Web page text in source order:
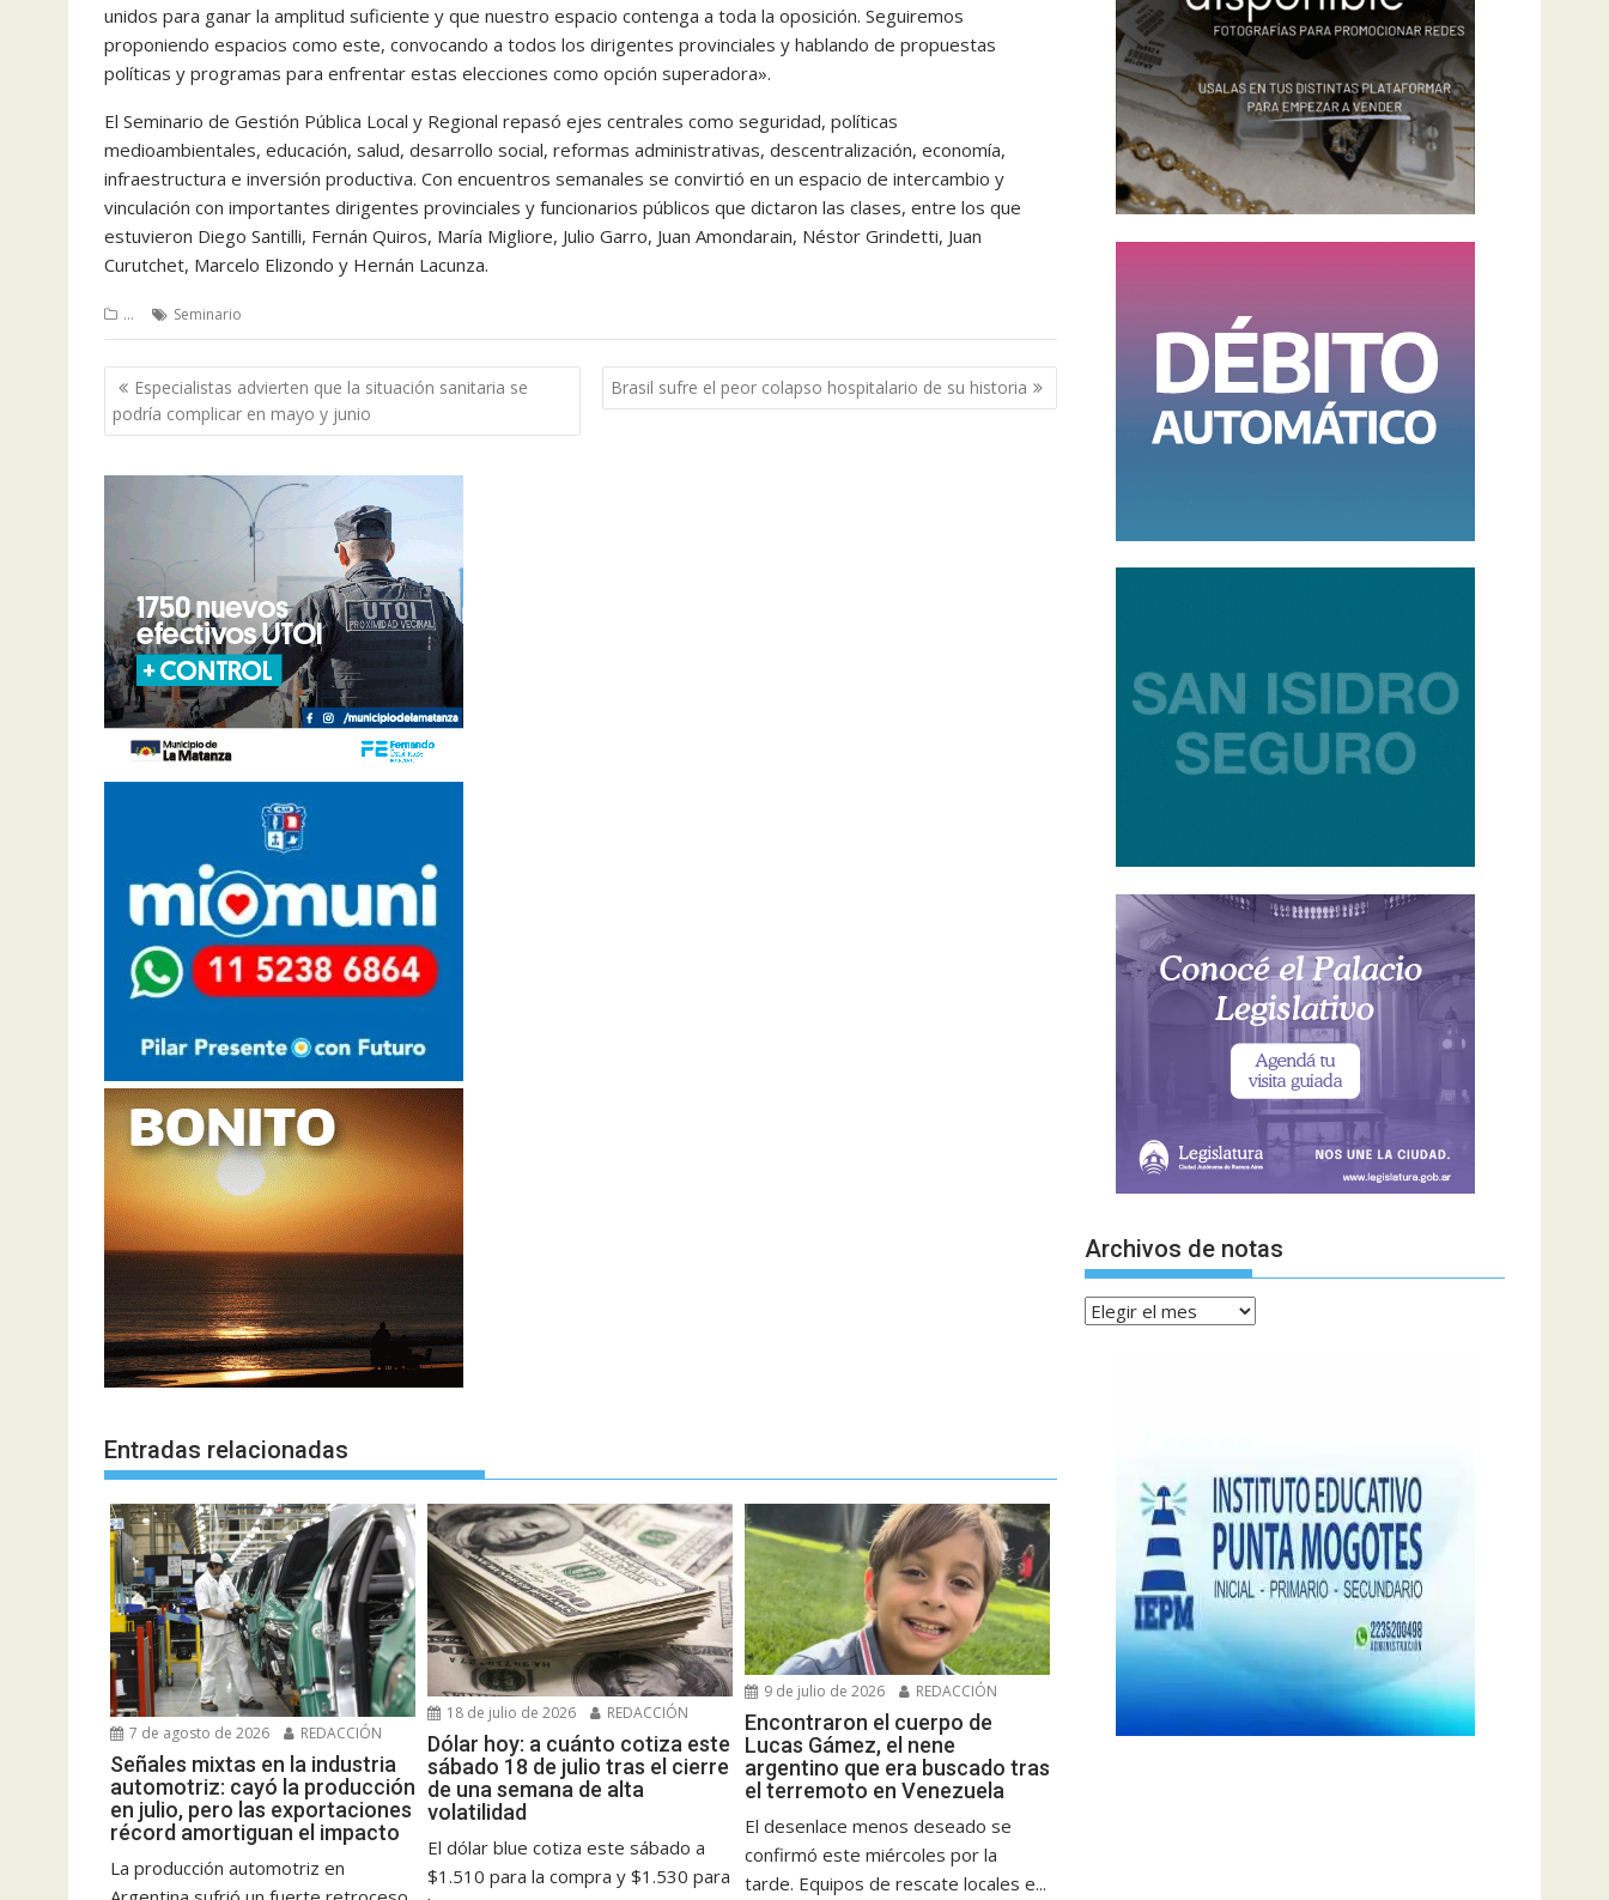
unidos para ganar la amplitud suficiente y que nuestro espacio contenga a toda la oposición. Seguiremos
proponiendo espacios como este, convocando a todos los dirigentes provinciales y hablando de propuestas
políticas y programas para enfrentar estas elecciones como opción superadora».
El Seminario de Gestión Pública Local y Regional repasó ejes centrales como seguridad, políticas
medioambientales, educación, salud, desarrollo social, reformas administrativas, descentralización, economía,
infraestructura e inversión productiva. Con encuentros semanales se convirtió en un espacio de intercambio y
vinculación con importantes dirigentes provinciales y funcionarios públicos que dictaron las clases, entre los que
estuvieron Diego Santilli, Fernán Quiros, María Migliore, Julio Garro, Juan Amondarain, Néstor Grindetti, Juan
Curutchet, Marcelo Elizondo y Hernán Lacunza.
... Seminario
Navegación
de
entradas
Especialistas advierten que la situación sanitaria se
podría complicar en mayo y junio
Brasil sufre el peor colapso hospitalario de su historia
Entradas relacionadas
7 de agosto de 2026 REDACCIÓN
Señales mixtas en la industria
automotriz: cayó la producción
en julio, pero las exportaciones
récord amortiguan el impacto
La producción automotriz en
18 de julio de 2026 REDACCIÓN
Dólar hoy: a cuánto cotiza este
sábado 18 de julio tras el cierre
de una semana de alta
volatilidad
El dólar blue cotiza este sábado a
$1.510 para la compra y $1.530 para
9 de julio de 2026 REDACCIÓN
Encontraron el cuerpo de
Lucas Gámez, el nene
argentino que era buscado tras
el terremoto en Venezuela
El desenlace menos deseado se
confirmó este miércoles por la
tarde. Equipos de rescate locales e...
Archivos de notas
Archivos